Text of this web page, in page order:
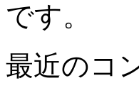
です。
最近のコ